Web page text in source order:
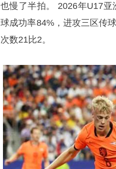
也慢了半拍。 2026年U17
球成功率84%，进攻三区传
次数21比2。